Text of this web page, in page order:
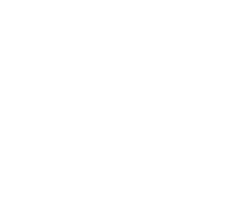
El proyecto incluye
de 16 ejemplares de
mejorando el confort del
Esta primera fase forma
y jardines en la ciudad, con
euros. El proyecto de la
por su diseño temático, su